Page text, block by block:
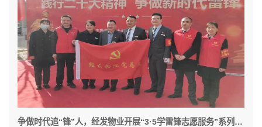
争做时代追“锋”人，经发物业开展“3·5学雷锋志愿服务”系列活动